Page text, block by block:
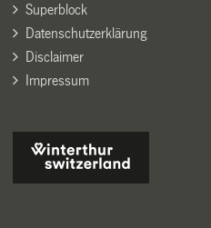
Superblock
Datenschutzerklärung
Disclaimer
Impressum